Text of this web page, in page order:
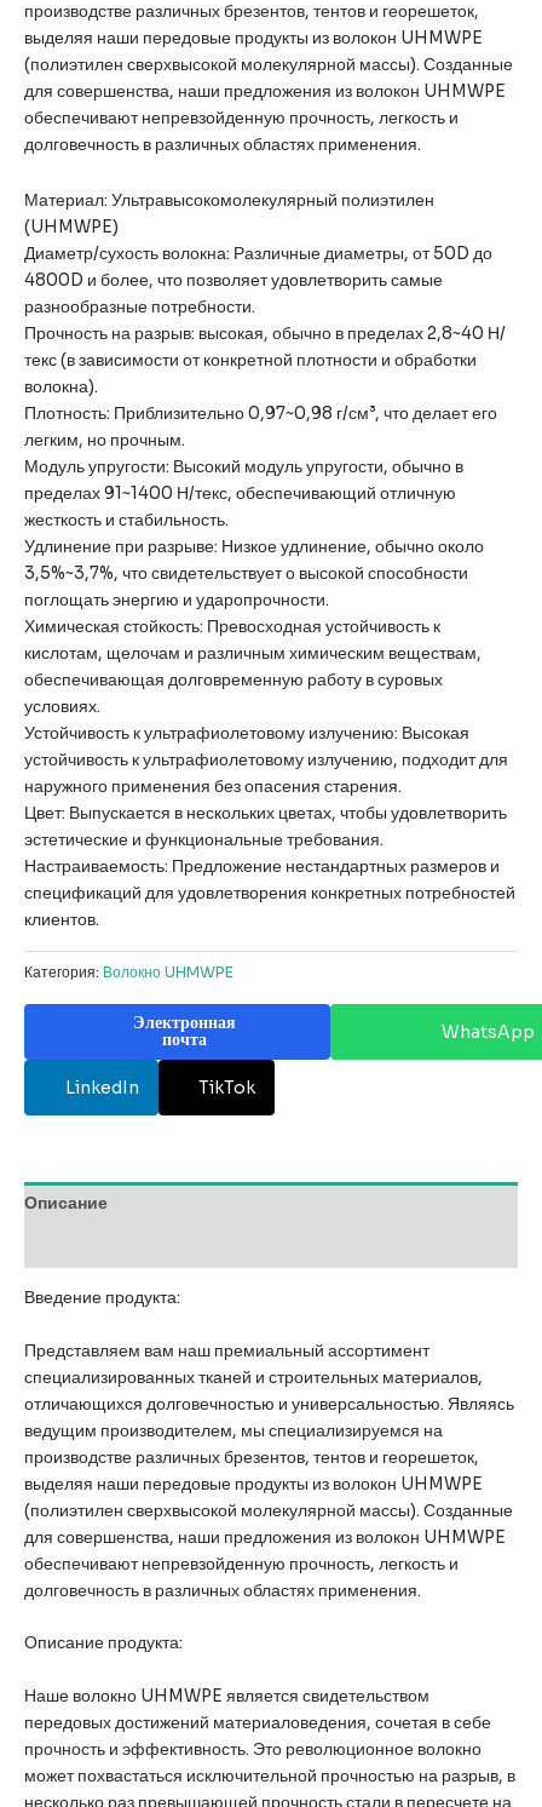
производстве различных брезентов, тентов и георешеток,
выделяя наши передовые продукты из волокон UHMWPE
(полиэтилен сверхвысокой молекулярной массы). Созданные
для совершенства, наши предложения из волокон UHMWPE
обеспечивают непревзойденную прочность, легкость и
долговечность в различных областях применения.
Материал: Ультравысокомолекулярный полиэтилен
(UHMWPE)
Диаметр/сухость волокна: Различные диаметры, от 50D до
4800D и более, что позволяет удовлетворить самые
разнообразные потребности.
Прочность на разрыв: высокая, обычно в пределах 2,8~40 Н/
текс (в зависимости от конкретной плотности и обработки
волокна).
Плотность: Приблизительно 0,97~0,98 г/см³, что делает его
легким, но прочным.
Модуль упругости: Высокий модуль упругости, обычно в
пределах 91~1400 Н/текс, обеспечивающий отличную
жесткость и стабильность.
Удлинение при разрыве: Низкое удлинение, обычно около
3,5%~3,7%, что свидетельствует о высокой способности
поглощать энергию и ударопрочности.
Химическая стойкость: Превосходная устойчивость к
кислотам, щелочам и различным химическим веществам,
обеспечивающая долговременную работу в суровых
условиях.
Устойчивость к ультрафиолетовому излучению: Высокая
устойчивость к ультрафиолетовому излучению, подходит для
наружного применения без опасения старения.
Цвет: Выпускается в нескольких цветах, чтобы удовлетворить
эстетические и функциональные требования.
Настраиваемость: Предложение нестандартных размеров и
спецификаций для удовлетворения конкретных потребностей
клиентов.
Категория: Волокно UHMWPE
Электронная
почта
WhatsApp
LinkedIn TikTok
Описание
Введение продукта:
Представляем вам наш премиальный ассортимент
специализированных тканей и строительных материалов,
отличающихся долговечностью и универсальностью. Являясь
ведущим производителем, мы специализируемся на
производстве различных брезентов, тентов и георешеток,
выделяя наши передовые продукты из волокон UHMWPE
(полиэтилен сверхвысокой молекулярной массы). Созданные
для совершенства, наши предложения из волокон UHMWPE
обеспечивают непревзойденную прочность, легкость и
долговечность в различных областях применения.
Описание продукта:
Наше волокно UHMWPE является свидетельством
передовых достижений материаловедения, сочетая в себе
прочность и эффективность. Это революционное волокно
может похвастаться исключительной прочностью на разрыв, в